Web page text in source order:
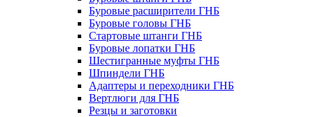
Буровые расширители ГНБ
Буровые головы ГНБ
Стартовые штанги ГНБ
Буровые лопатки ГНБ
Шестигранные муфты ГНБ
Шпиндели ГНБ
Адаптеры и переходники ГНБ
Вертлюги для ГНБ
Резцы и заготовки